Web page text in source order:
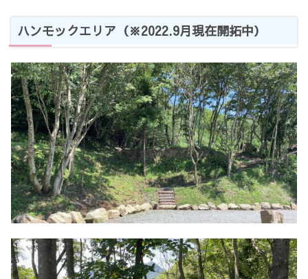
ハンモックエリア（※2022.9月現在開拓中）